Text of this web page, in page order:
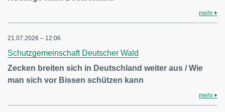
mehr
21.07.2026 – 12:06
Schutzgemeinschaft Deutscher Wald
Zecken breiten sich in Deutschland weiter aus / Wie
man sich vor Bissen schützen kann
mehr